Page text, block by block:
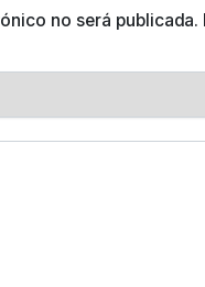
no será publicada.